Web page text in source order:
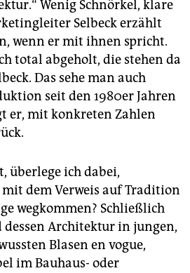
Wenig Schnörkel, klare
Selbeck erzählt
wenn er mit ihnen spricht.
total abgeholt, die stehen da
Das sehe man auch
seit den 1980er Jahren
er, mit konkreten Zahlen
überlege ich dabei,
dem Verweis auf Tradition
wegkommen? Schließlich
dessen Architektur in jungen,
Blasen en vogue,
im Bauhaus- oder